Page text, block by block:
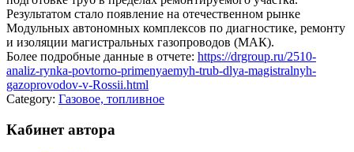
Результатом стало появление на отечественном рынке
Модульных автономных комплексов по диагностике, ремонту
и изоляции магистральных газопроводов (МАК).
Более подробные данные в отчете: https://drgroup.ru/2510-
analiz-rynka-povtorno-primenyaemyh-trub-dlya-magistralnyh-
gazoprovodov-v-Rossii.html
Category: Газовое, топливное
Кабинет автора